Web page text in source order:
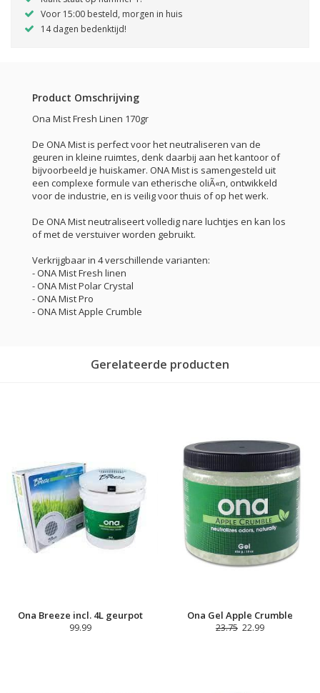
Voor 15:00 besteld, morgen in huis
14 dagen bedenktijd!
Product Omschrijving
Ona Mist Fresh Linen 170gr
De ONA Mist is perfect voor het neutraliseren van de
geuren in kleine ruimtes, denk daarbij aan het kantoor of
bijvoorbeeld je huiskamer. ONA Mist is samengesteld uit
een complexe formule van etherische oliÃ«n, ontwikkeld
voor de industrie, en is veilig voor thuis of op het werk.
De ONA Mist neutraliseert volledig nare luchtjes en kan los
of met de verstuiver worden gebruikt.
Verkrijgbaar in 4 verschillende varianten:
- ONA Mist Fresh linen
- ONA Mist Polar Crystal
- ONA Mist Pro
- ONA Mist Apple Crumble
Gerelateerde producten
Ona Breeze incl. 4L geurpot
99.99
Ona Gel Apple Crumble
23.75 22.99